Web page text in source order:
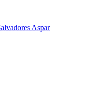
Aspar